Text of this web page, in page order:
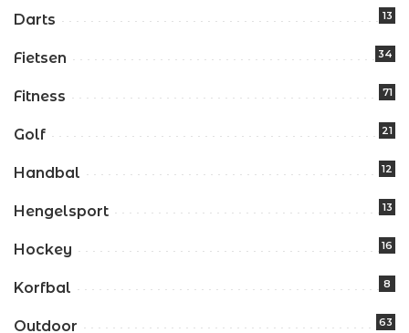
Darts 13
Fietsen 34
Fitness 71
Golf 21
Handbal 12
Hengelsport 13
Hockey 16
Korfbal 8
Outdoor 63